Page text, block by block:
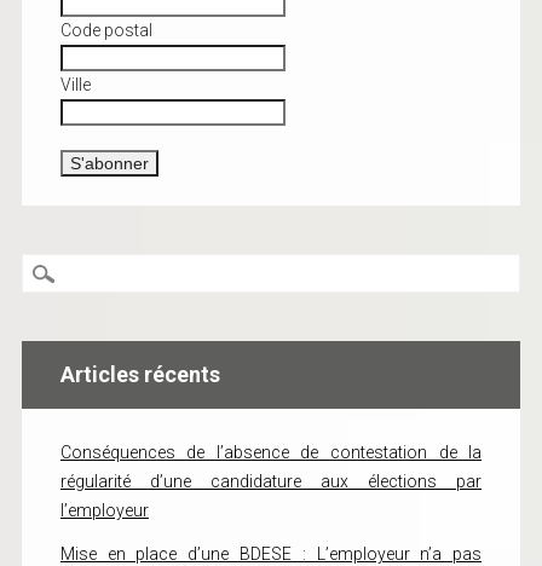
Code postal
Ville
Articles récents
Conséquences de l’absence de contestation de la
régularité d’une candidature aux élections par
l’employeur
Mise en place d’une BDESE : L’employeur n’a pas